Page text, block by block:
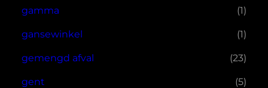
gamma (1)
gansewinkel (1)
gemengd afval (23)
gent (5)